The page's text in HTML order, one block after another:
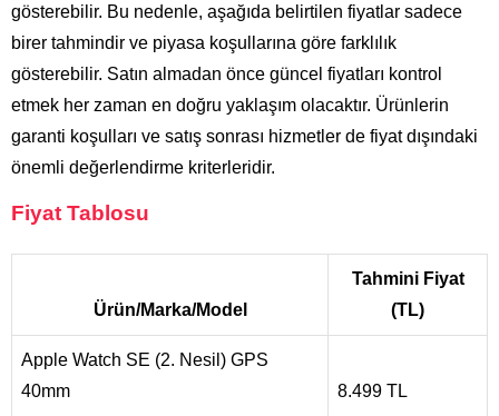
gösterebilir. Bu nedenle, aşağıda belirtilen fiyatlar sadece
birer tahmindir ve piyasa koşullarına göre farklılık
gösterebilir. Satın almadan önce güncel fiyatları kontrol
etmek her zaman en doğru yaklaşım olacaktır. Ürünlerin
garanti koşulları ve satış sonrası hizmetler de fiyat dışındaki
önemli değerlendirme kriterleridir.
Fiyat Tablosu
Ürün/Marka/Model
Tahmini Fiyat
(TL)
Apple Watch SE (2. Nesil) GPS
40mm
8.499 TL